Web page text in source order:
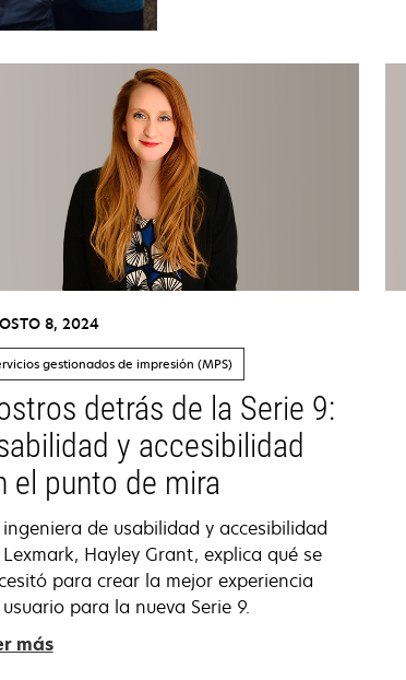
8, 2024
detrás de la Serie 9:
y accesibilidad
el punto de mira
ingeniera de usabilidad y accesibilidad
Hayley Grant, explica qué se
para crear la mejor experiencia
para la nueva Serie 9.
más
gestionados de impresión (MPS)